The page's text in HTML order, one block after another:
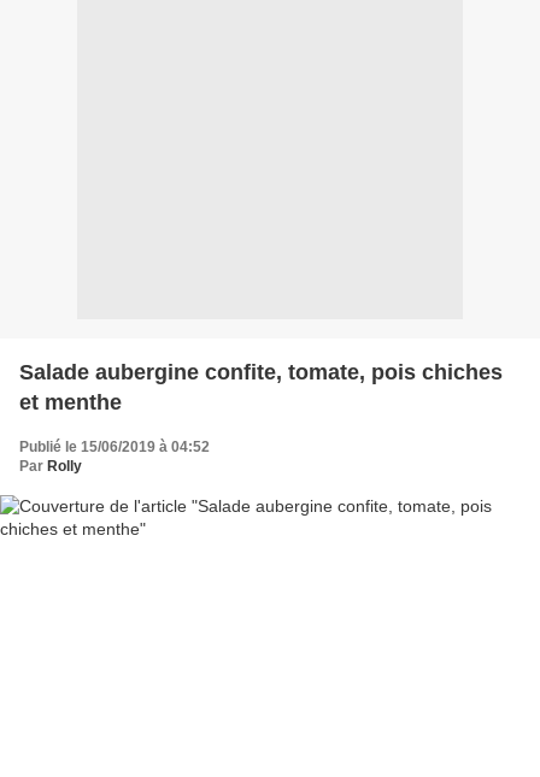
Salade aubergine confite, tomate, pois chiches
et menthe
Publié le 15/06/2019 à 04:52
Par Rolly